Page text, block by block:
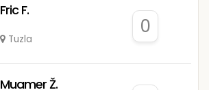
Fric F.
Tuzla
0
Muamer Ž.